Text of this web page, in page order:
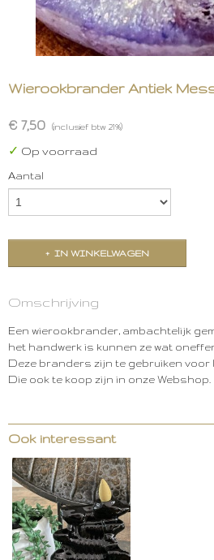
Wierookbrander Antiek
€ 7,50 (inclusief btw 21%)
✓ Op voorraad
Aantal
IN WINKELWAGEN
Omschrijving
Een wierookbrander, ambachtelijk
het handwerk is kunnen ze wat
Deze branders zijn te gebruiken voor
Die ook te koop zijn in onze Webshop.
Ook interessant